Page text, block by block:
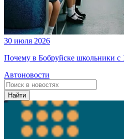
30 июля 2026
Почему в Бобруйске школьники с
Автоновости
Найти